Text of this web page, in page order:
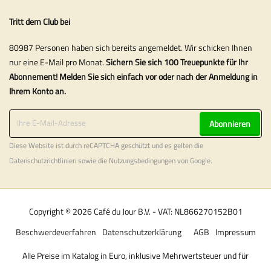
Tritt dem Club bei
80987 Personen haben sich bereits angemeldet. Wir schicken Ihnen
nur eine E-Mail pro Monat.Sichern Sie sich 100 Treuepunkte für Ihr
Abonnement! Melden Sie sich einfach vor oder nach der Anmeldung in
Ihrem Konto an.
Abonnieren
Diese Website ist durch reCAPTCHA geschützt und es gelten die
Datenschutzrichtliniensowie die Nutzungsbedingungenvon Google.
Copyright © 2026 Café du Jour B.V. - VAT: NL866270152B01
Impressum
AGB
Datenschutzerklärung
Beschwerdeverfahren
Alle Preise im Katalog in Euro, inklusive Mehrwertsteuer und für